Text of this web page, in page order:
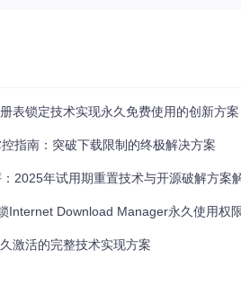
→ 对比系统当前时间 →
示倒计时
书籍的"永久续借"服务，系统记录始终
表锁定技术实现永久免费使用的创新方案
指南：突破下载限制的终极解决方案
2025年试用期重置技术与开源破解方案
Internet Download Manager永久使用权
激活的完整技术实现方案